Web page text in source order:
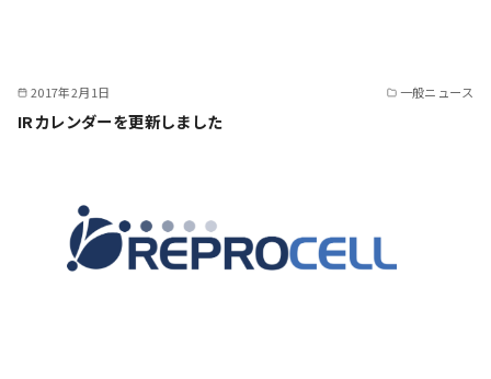
2017年2月1日 一般ニュース
IRカレンダーを更新しました